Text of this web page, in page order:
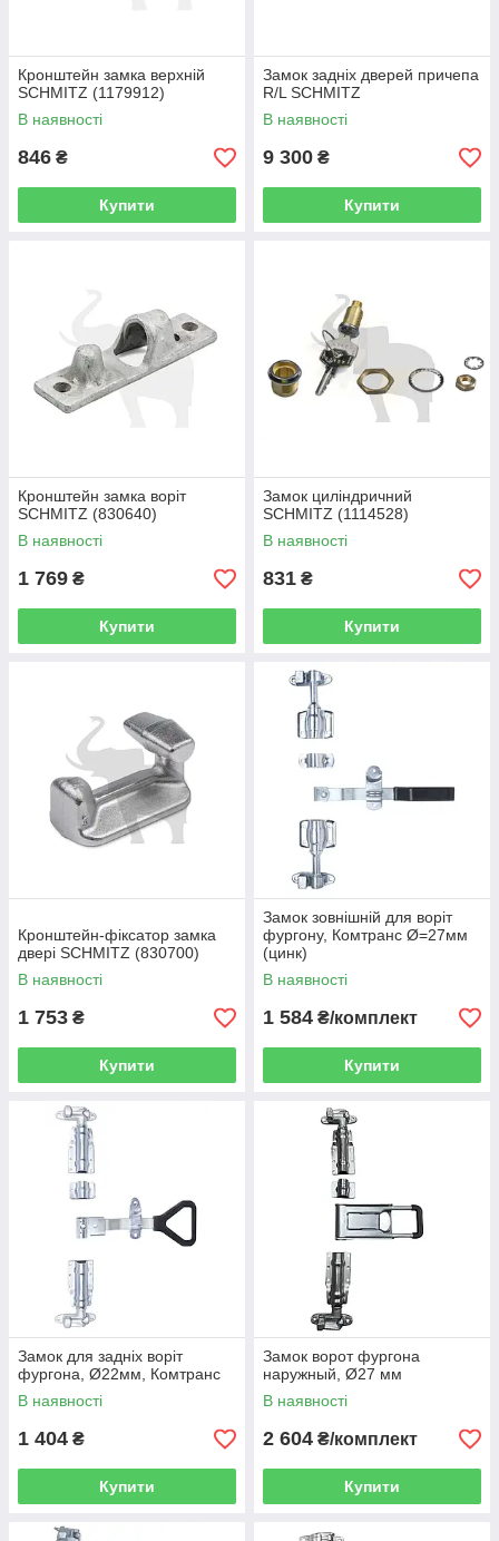
Кронштейн замка верхній
SCHMITZ (1179912)
В наявності
846 ₴
Купити
Замок задніх дверей причепа
R/L SCHMITZ
В наявності
9 300 ₴
Купити
Кронштейн замка воріт
SCHMITZ (830640)
В наявності
1 769 ₴
Купити
Замок циліндричний
SCHMITZ (1114528)
В наявності
831 ₴
Купити
Кронштейн-фіксатор замка
двері SCHMITZ (830700)
В наявності
1 753 ₴
Купити
Замок зовнішній для воріт
фургону, Комтранс Ø=27мм
(цинк)
В наявності
1 584 ₴/комплект
Купити
Замок для задніх воріт
фургона, Ø22мм, Комтранс
В наявності
1 404 ₴
Купити
Замок ворот фургона
наружный, Ø27 мм
В наявності
2 604 ₴/комплект
Купити